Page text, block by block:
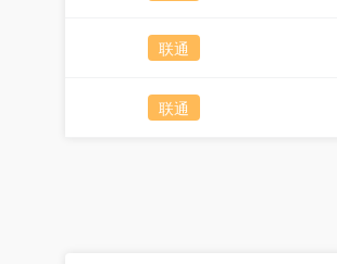
联通
联通